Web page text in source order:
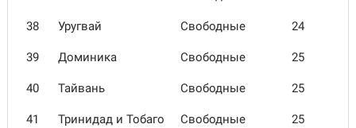
38 Уругвай Свободные 24
39 Доминика Свободные 25
40 Тайвань Свободные 25
41 Тринидад и Тобаго Свободные 25